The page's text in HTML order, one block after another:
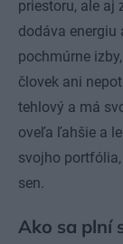
priestoru, ale aj
dodáva
pochmúrne
človek ani
tehlový a má
oveľa ľahšie a
svojho
sen.
Ako sa plní